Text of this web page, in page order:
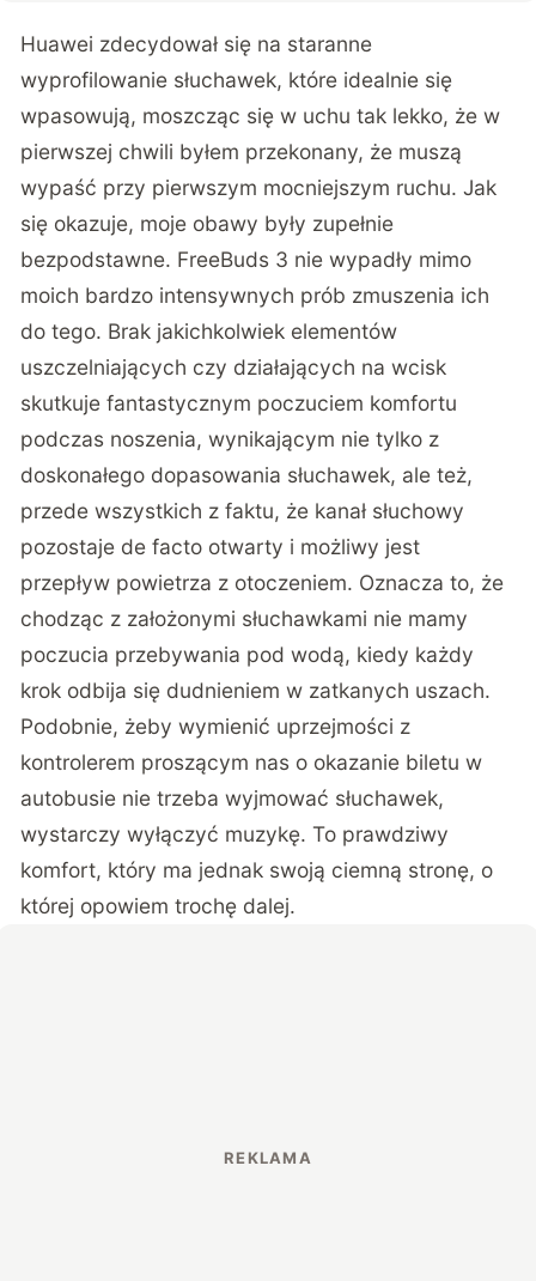
Huawei zdecydował się na staranne
wyprofilowanie słuchawek, które idealnie się
wpasowują, moszcząc się w uchu tak lekko, że w
pierwszej chwili byłem przekonany, że muszą
wypaść przy pierwszym mocniejszym ruchu. Jak
się okazuje, moje obawy były zupełnie
bezpodstawne. FreeBuds 3 nie wypadły mimo
moich bardzo intensywnych prób zmuszenia ich
do tego. Brak jakichkolwiek elementów
uszczelniających czy działających na wcisk
skutkuje fantastycznym poczuciem komfortu
podczas noszenia, wynikającym nie tylko z
doskonałego dopasowania słuchawek, ale też,
przede wszystkich z faktu, że kanał słuchowy
pozostaje de facto otwarty i możliwy jest
przepływ powietrza z otoczeniem. Oznacza to, że
chodząc z założonymi słuchawkami nie mamy
poczucia przebywania pod wodą, kiedy każdy
krok odbija się dudnieniem w zatkanych uszach.
Podobnie, żeby wymienić uprzejmości z
kontrolerem proszącym nas o okazanie biletu w
autobusie nie trzeba wyjmować słuchawek,
wystarczy wyłączyć muzykę. To prawdziwy
komfort, który ma jednak swoją ciemną stronę, o
której opowiem trochę dalej.